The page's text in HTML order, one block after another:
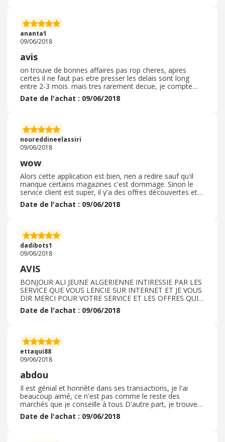
disposition.
ananta1
09/06/2018
avis
on trouve de bonnes affaires pas rop cheres, apres
certes il ne faut pas etre presser les delais sont long
entre 2-3 mois. mais tres rarement decue, je compte
commander a ouveau sur ce site. je recommande
Date de l'achat : 09/06/2018
noureddineelassiri
09/06/2018
wow
Alors cette application est bien, rien a redire sauf qu'il
manque certains magazines c'est dommage. Sinon le
service client est super, il y'a des offres découvertes et
des forfait pour avoir nos magazines bien moins cher.
Par contre sans ce forfait les magazines ne valent pas
d'ailleurs nous sommes tous abonnés à la maison
Date de l'achat : 09/06/2018
dadibots1
09/06/2018
AVIS
BONJOUR ALI JEUNE ALGERIENNE INTIRESSIE PAR LES
SERVICE QUE VOUS LENCIE SUR INTERNET ET JE VOUS
DIR MERCI POUR VOTRE SERVICE ET LES OFFRES QUI
VOUS MAITIE A NOTRE DESPONIBILITE ET LA
FIABILITE ET LE SERIEUX
Date de l'achat : 09/06/2018
ettaqui88
09/06/2018
abdou
Il est génial et honnête dans ses transactions, je l'ai
beaucoup aimé, ce n'est pas comme le reste des
marchés que je conseille à tous D'autre part, je trouve
difficile de comprendre certaines des pièces que je
considère comme inutiles
Date de l'achat : 09/06/2018